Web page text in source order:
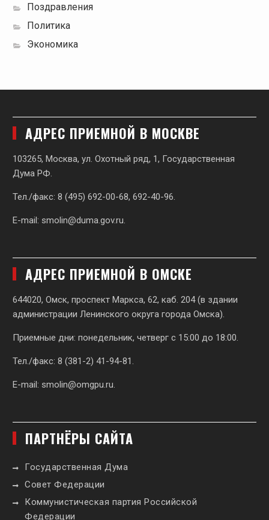
Поздравления
Политика
Экономика
АДРЕС ПРИЕМНОЙ В МОСКВЕ
103265, Москва, ул. Охотный ряд, 1, Государственная
Дума РФ.
Тел./факс: 8 (495) 692-00-68, 692-40-96.
E-mail: smolin@duma.gov.ru
АДРЕС ПРИЕМНОЙ В ОМСКЕ
644020, Омск, проспект Маркса, 62, каб. 204 (в здании
администрации Ленинского округа города Омска).
Приемные дни: понедельник, четверг с 15:00 до 18:00.
Тел./факс: 8 (381-2) 41-94-81.
E-mail: smolin@omgpu.ru
ПАРТНЁРЫ САЙТА
Государственная Дума
Совет Федерации
Коммунистическая партия Российской
Федерации